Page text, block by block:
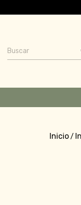
Inicio/